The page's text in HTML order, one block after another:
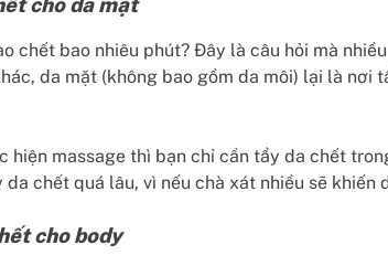
chết bao nhiêu phút? Đây là câu hỏi mà
da mặt (không bao gồm da môi) lại là nơi
hiện massage thì bạn chỉ cần tẩy da chết
da chết quá lâu, vì nếu chà xát nhiều sẽ khiến
cho body